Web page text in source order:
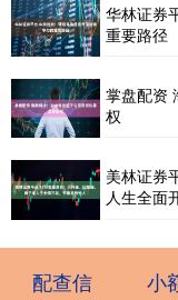
华林证券
重要路径
掌盘配资
权
美林证券
人生全面
配查信 小